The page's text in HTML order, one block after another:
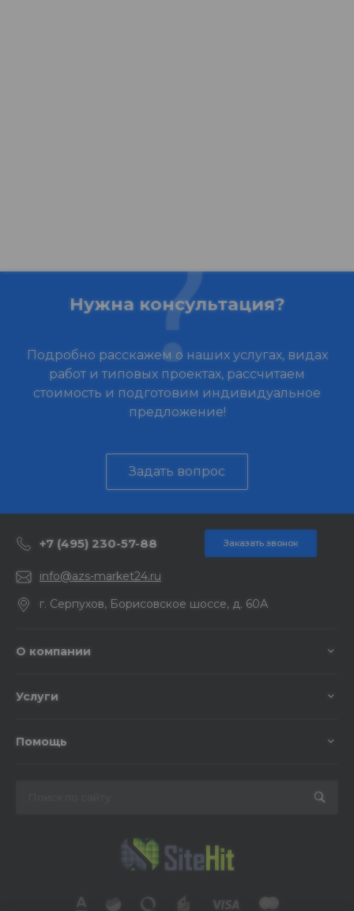
Нужна консультация?
Подробно расскажем о наших услугах, видах
работ и типовых проектах, рассчитаем
стоимость и подготовим индивидуальное
предложение!
Задать вопрос
+7 (495) 230-57-88 Заказать звонок
info@azs-market24.ru
г. Серпухов, Борисовское шоссе, д. 60А
О компании
Услуги
Помощь